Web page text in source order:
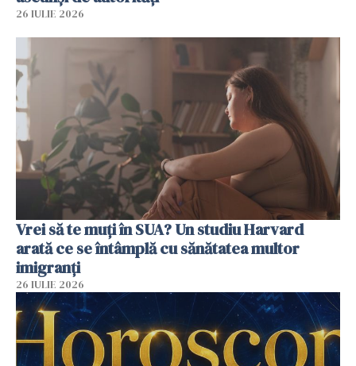
26 IULIE 2026
Vrei să te muți în SUA? Un studiu Harvard
arată ce se întâmplă cu sănătatea multor
imigranți
26 IULIE 2026